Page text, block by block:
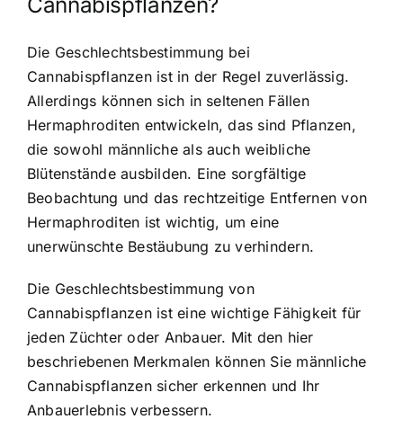
Cannabispflanzen?
Die Geschlechtsbestimmung bei
Cannabispflanzen ist in der Regel zuverlässig.
Allerdings können sich in seltenen Fällen
Hermaphroditen entwickeln, das sind Pflanzen,
die sowohl männliche als auch weibliche
Blütenstände ausbilden. Eine sorgfältige
Beobachtung und das rechtzeitige Entfernen von
Hermaphroditen ist wichtig, um eine
unerwünschte Bestäubung zu verhindern.
Die Geschlechtsbestimmung von
Cannabispflanzen ist eine wichtige Fähigkeit für
jeden Züchter oder Anbauer. Mit den hier
beschriebenen Merkmalen können Sie männliche
Cannabispflanzen sicher erkennen und Ihr
Anbauerlebnis verbessern.